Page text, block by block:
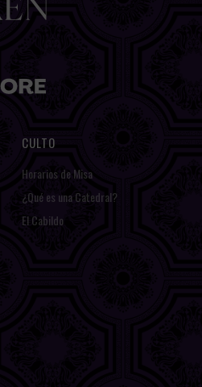
CULTO
Horarios de Misa
¿Qué es una Catedral?
El Cabildo